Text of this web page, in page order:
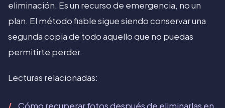
eliminación. Es un recurso de emergencia, no un
plan. El método fiable sigue siendo conservar una
segunda copia de todo aquello que no puedas
permitirte perder.
Lecturas relacionadas: